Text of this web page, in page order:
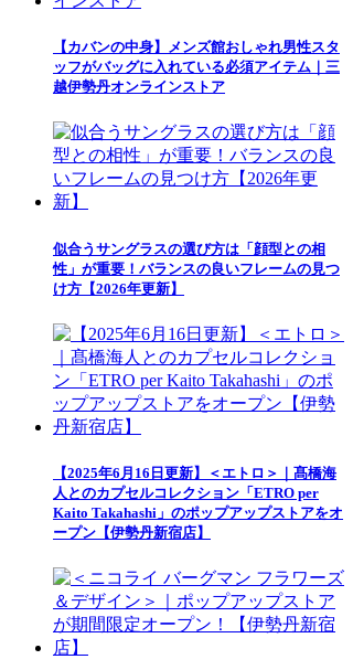
【カバンの中身】メンズ館おしゃれ男性スタ
ッフがバッグに入れている必須アイテム｜三
越伊勢丹オンラインストア
似合うサングラスの選び方は「顔型との相
性」が重要！バランスの良いフレームの見つ
け方【2026年更新】
【2025年6月16日更新】＜エトロ＞｜髙橋海
人とのカプセルコレクション「ETRO per
Kaito Takahashi」のポップアップストアをオ
ープン【伊勢丹新宿店】